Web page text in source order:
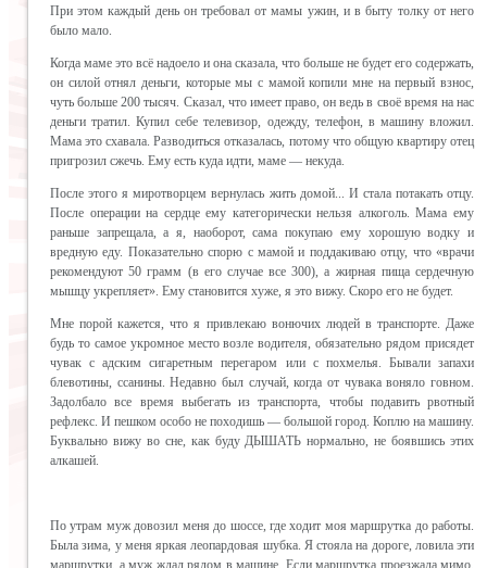
При этом каждый день он требовал от мамы ужин, и в быту толку от него
было мало.
Когда маме это всё надоело и она сказала, что больше не будет его содержать,
он силой отнял деньги, которые мы с мамой копили мне на первый взнос,
чуть больше 200 тысяч. Сказал, что имеет право, он ведь в своё время на нас
деньги тратил. Купил себе телевизор, одежду, телефон, в машину вложил.
Мама это схавала. Разводиться отказалась, потому что общую квартиру отец
пригрозил сжечь. Ему есть куда идти, маме — некуда.
После этого я миротворцем вернулась жить домой... И стала потакать отцу.
После операции на сердце ему категорически нельзя алкоголь. Мама ему
раньше запрещала, а я, наоборот, сама покупаю ему хорошую водку и
вредную еду. Показательно спорю с мамой и поддакиваю отцу, что «врачи
рекомендуют 50 грамм (в его случае все 300), а жирная пища сердечную
мышцу укрепляет». Ему становится хуже, я это вижу. Скоро его не будет.
Мне порой кажется, что я привлекаю вонючих людей в транспорте. Даже
будь то самое укромное место возле водителя, обязательно рядом присядет
чувак с адским сигаретным перегаром или с похмелья. Бывали запахи
блевотины, ссанины. Недавно был случай, когда от чувака воняло говном.
Задолбало все время выбегать из транспорта, чтобы подавить рвотный
рефлекс. И пешком особо не походишь — большой город. Коплю на машину.
Буквально вижу во сне, как буду ДЫШАТЬ нормально, не боявшись этих
алкашей.
По утрам муж довозил меня до шоссе, где ходит моя маршрутка до работы.
Была зима, у меня яркая леопардовая шубка. Я стояла на дороге, ловила эти
маршрутки, а муж ждал рядом в машине. Если маршрутка проезжала мимо,